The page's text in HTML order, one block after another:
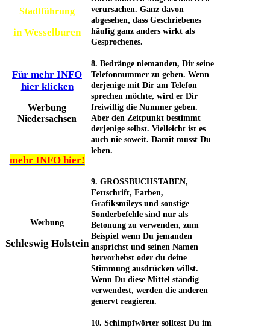
Stadtführung
in Wesselburen
Für mehr INFO
hier klicken
Werbung
Niedersachsen
mehr INFO hier!
Werbung
Schleswig Holstein
verursachen. Ganz davon
abgesehen, dass Geschriebenes
häufig ganz anders wirkt als
Gesprochenes.
8. Bedränge niemanden, Dir seine
Telefonnummer zu geben. Wenn
derjenige mit Dir am Telefon
sprechen möchte, wird er Dir
freiwillig die Nummer geben.
Aber den Zeitpunkt bestimmt
derjenige selbst. Vielleicht ist es
auch nie soweit. Damit musst Du
leben.
9. GROSSBUCHSTABEN,
Fettschrift, Farben,
Grafiksmileys und sonstige
Sonderbefehle sind nur als
Betonung zu verwenden, zum
Beispiel wenn Du jemanden
ansprichst und seinen Namen
hervorhebst oder du deine
Stimmung ausdrücken willst.
Wenn Du diese Mittel ständig
verwendest, werden die anderen
genervt reagieren.
10. Schimpfwörter solltest Du im